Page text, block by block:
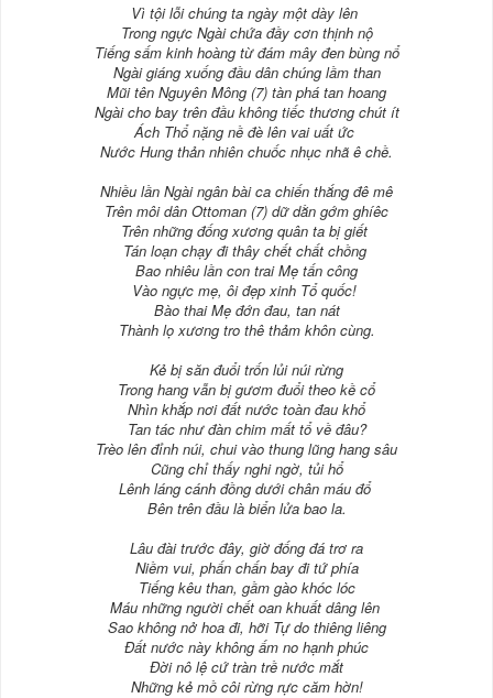
Vì tội lỗi chúng ta ngày một dày lên
Trong ngực Ngài chứa đầy cơn thịnh nộ
Tiếng sấm kinh hoàng từ đám mây đen bùng nổ
Ngài giáng xuống đầu dân chúng lầm than
Mũi tên Nguyên Mông (7) tàn phá tan hoang
Ngài cho bay trên đầu không tiếc thương chút ít
Ách Thổ nặng nề đè lên vai uất ức
Nước Hung thản nhiên chuốc nhục nhã ê chề.
Nhiều lần Ngài ngân bài ca chiến thắng đê mê
Trên môi dân Ottoman (7) dữ dằn gớm ghíêc
Trên những đống xương quân ta bị giết
Tán loạn chạy đi thây chết chất chồng
Bao nhiêu lần con trai Mẹ tấn công
Vào ngực mẹ, ôi đẹp xinh Tổ quốc!
Bào thai Mẹ đớn đau, tan nát
Thành lọ xương tro thê thảm khôn cùng.
Kẻ bị săn đuổi trốn lủi núi rừng
Trong hang vẫn bị gươm đuổi theo kề cổ
Nhìn khắp nơi đất nước toàn đau khổ
Tan tác như đàn chim mất tổ về đâu?
Trèo lên đỉnh núi, chui vào thung lũng hang sâu
Cũng chỉ thấy nghi ngờ, tủi hổ
Lênh láng cánh đồng dưới chân máu đổ
Bên trên đầu là biển lửa bao la.
Lâu đài trước đây, giờ đống đá trơ ra
Niềm vui, phấn chấn bay đi tứ phía
Tiếng kêu than, gầm gào khóc lóc
Máu những người chết oan khuất dâng lên
Sao không nở hoa đi, hỡi Tự do thiêng liêng
Đất nước này không ấm no hạnh phúc
Đời nô lệ cứ tràn trề nước mắt
Những kẻ mồ côi rừng rực căm hờn!